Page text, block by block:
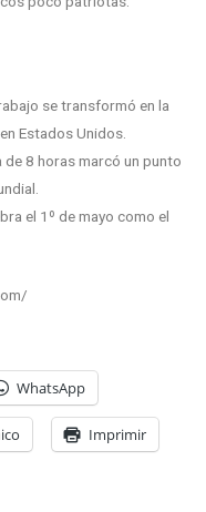
se transformó en la
Estados Unidos.
de 8 horas marcó un punto
el 1º de mayo como el
WhatsApp
Imprimir